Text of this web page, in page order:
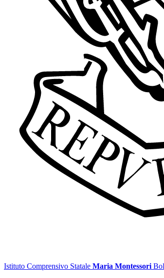
Istituto Comprensivo Statale Maria Montessori